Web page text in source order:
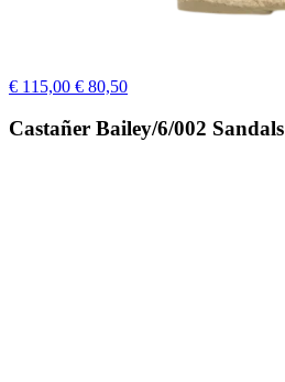
€ 115,00 € 80,50
Castañer Bailey/6/002 Sandals